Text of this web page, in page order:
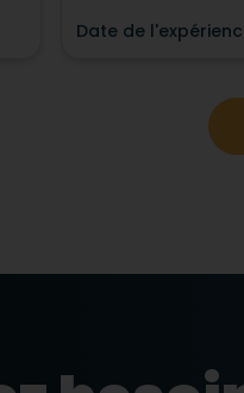
Date de